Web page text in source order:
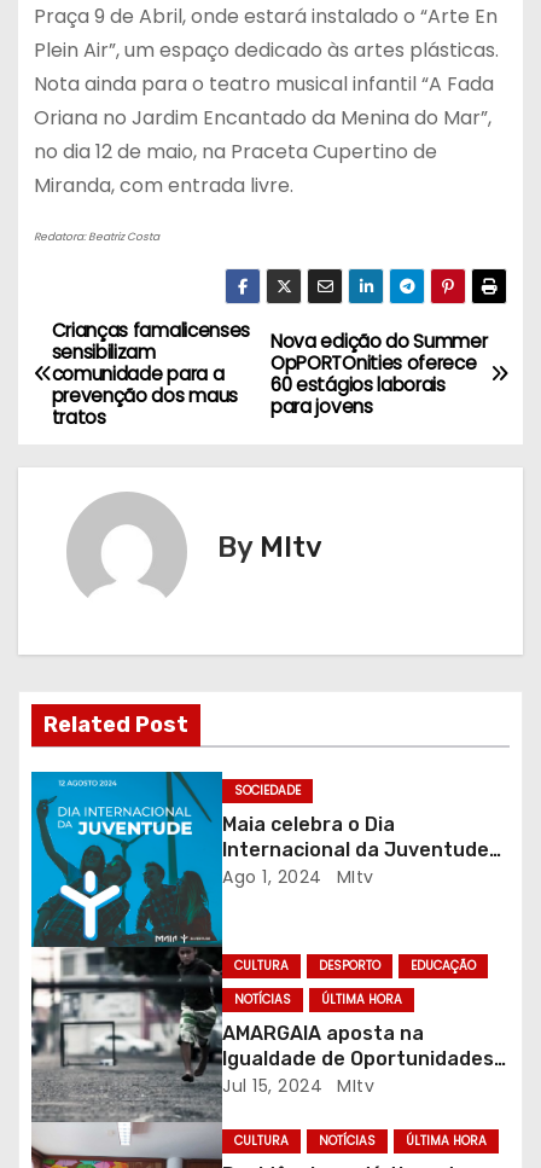
Praça 9 de Abril, onde estará instalado o “Arte En
Plein Air”, um espaço dedicado às artes plásticas.
Nota ainda para o teatro musical infantil “A Fada
Oriana no Jardim Encantado da Menina do Mar”,
no dia 12 de maio, na Praceta Cupertino de
Miranda, com entrada livre.
Redatora: Beatriz Costa
N
a
ç
ã
o
d
e
a
r
t
i
g
o
Nova edição do Summer
OpPORTOnities oferece
60 estágios laborais
para jovens
Crianças famalicenses
sensibilizam
comunidade para a
prevenção dos maus
tratos
By MItv
Related Post
SOCIEDADE
Maia celebra o Dia
Internacional da Juventude
com banhos
Ago 1, 2024 MItv
CULTURA DESPORTO
EDUCAÇÃO
NOTÍCIAS
ÚLTIMA HORA
AMARGAIA aposta na
Igualdade de Oportunidades
com regresso do Mundialito
Jul 15, 2024 MItv
CULTURA NOTÍCIAS ÚLTIMA HORA